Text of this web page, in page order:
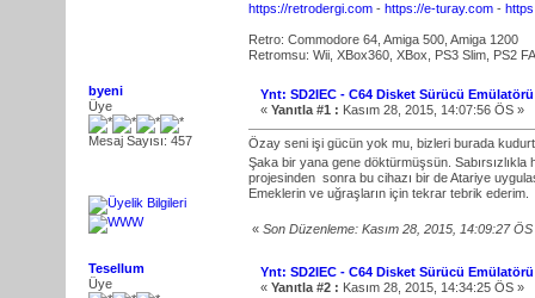
https://retrodergi.com - https://e-turay.com -
Retro: Commodore 64, Amiga 500, Amiga 1200
Retromsu: Wii, XBox360, XBox, PS3 Slim, PS2
byeni
Üye
Mesaj Sayısı: 457
Ynt: SD2IEC - C64 Disket Sürücü Emülatörü
« Yanıtla #1 : Kasım 28, 2015, 14:07:56 ÖS »
Özay seni işi gücün yok mu, bizleri burada
Şaka bir yana gene döktürmüşsün.
projesinden sonra bu cihazı bir de Atariye
Emeklerin ve uğraşların için tekrar tebrik ederim.
« Son Düzenleme: Kasım 28, 2015, 14:09:27
Tesellum
Üye
Ynt: SD2IEC - C64 Disket Sürücü Emülatörü
« Yanıtla #2 : Kasım 28, 2015, 14:34:25 ÖS »